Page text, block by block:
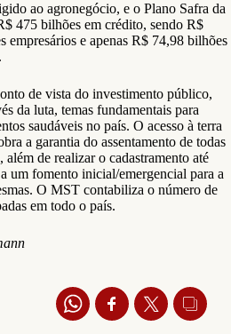
ao agronegócio, e o Plano Safra da
475 bilhões em crédito, sendo R$
empresários e apenas R$ 74,98 bilhões
de vista do investimento público,
da luta, temas fundamentais para
saudáveis no país. O acesso à terra
a garantia do assentamento de todas
além de realizar o cadastramento até
um fomento inicial/emergencial para a
O MST contabiliza o número de
em todo o país.